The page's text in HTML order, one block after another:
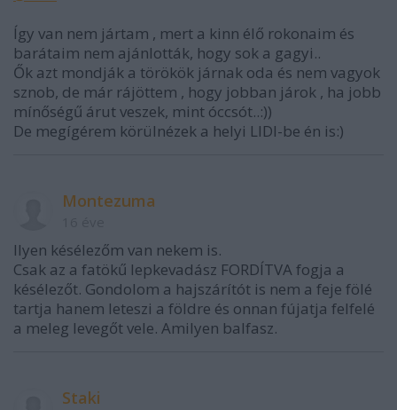
Így van nem jártam , mert a kinn élő rokonaim és
barátaim nem ajánlották, hogy sok a gagyi..
Ők azt mondják a törökök járnak oda és nem vagyok
sznob, de már rájöttem , hogy jobban járok , ha jobb
mínőségű árut veszek, mint óccsót..:))
De megígérem körülnézek a helyi LIDI-be én is:)
Montezuma
Ilyen késélezőm van nekem is.
Csak az a fatökű lepkevadász FORDÍTVA fogja a
késélezőt. Gondolom a hajszárítót is nem a feje fölé
tartja hanem leteszi a földre és onnan fújatja felfelé
a meleg levegőt vele. Amilyen balfasz.
Staki